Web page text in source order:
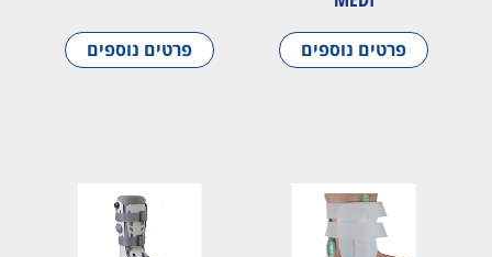
פרטים נוספים פרטים נוספים